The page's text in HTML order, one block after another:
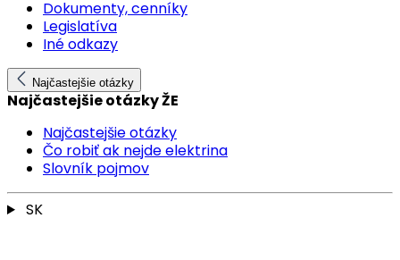
Dokumenty, cenníky
Legislatíva
Iné odkazy
Najčastejšie otázky
Najčastejšie otázky ŽE
Najčastejšie otázky
Čo robiť ak nejde elektrina
Slovník pojmov
SK